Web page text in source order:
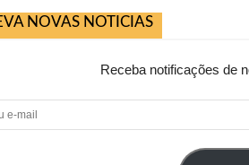
NOVAS NOTICIAS
Receba notificações de